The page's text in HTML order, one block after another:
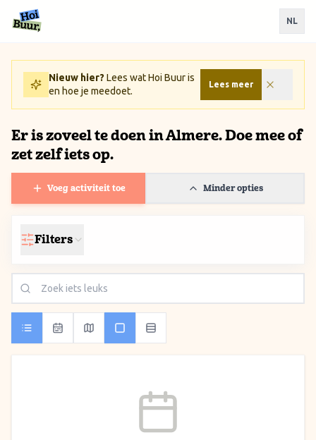
Ga naar inhoud / Skip to content
NL
Nieuw hier? Lees wat Hoi Buur is
en hoe je meedoet.
Lees meer
Er is zoveel te doen in Almere. Doe mee of
zet zelf iets op.
Voeg activiteit toe Minder opties
Filters